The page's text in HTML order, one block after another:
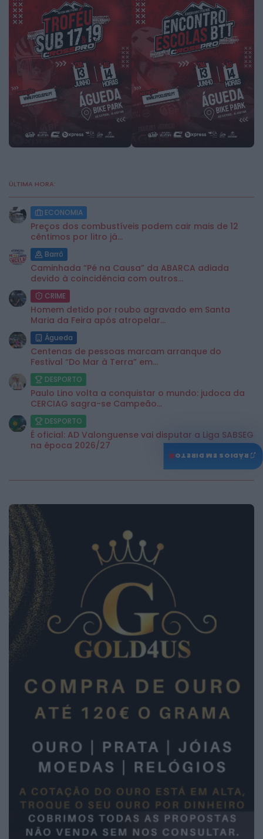
2026 Notícias de Águeda. Todos os direitos
reservados.
ÚLTIMA HORA:
ECONOMIA
Preços dos combustíveis podem cair mais de 12
cêntimos por litro já...
Barrô
Caminhada “Pé na Causa” da ABARCA adiada
devido à coincidência com outros...
CRIME
Homem detido por roubo agravado em Santa
Maria da Feira após atropelar...
Águeda
Centenas de pessoas marcam arranque do
Festival “Do Mar à Terra” em...
DESPORTO
Paulo Lino volta a conquistar o mundo: judoca da
CERCIAG sagra-se Campeão...
DESPORTO
É oficial: AD Valonguense vai disputar a Liga SABSEG
na época 2026/27
♫
RÁDIOS EM DIRETO